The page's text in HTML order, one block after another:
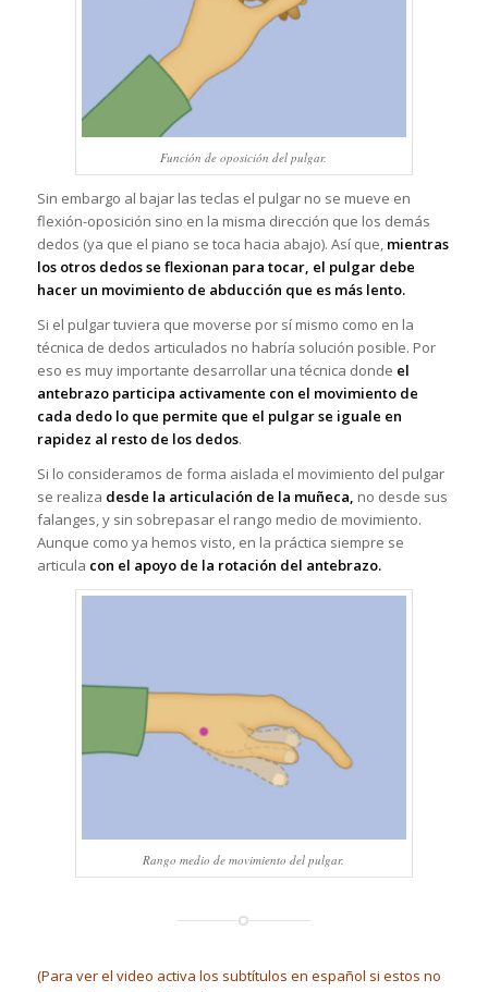
Función de oposición del pulgar.
Sin embargo al bajar las teclas el pulgar no se mueve en
flexión-oposición sino en la misma dirección que los demás
dedos (ya que el piano se toca hacia abajo). Así que, mientras
los otros dedos se flexionan para tocar, el pulgar debe
hacer un movimiento de abducción que es más lento.
Si el pulgar tuviera que moverse por sí mismo como en la
técnica de dedos articulados no habría solución posible. Por
eso es muy importante desarrollar una técnica donde el
antebrazo participa activamente con el movimiento de
cada dedo lo que permite que el pulgar se iguale en
rapidez al resto de los dedos.
Si lo consideramos de forma aislada el movimiento del pulgar
se realiza desde la articulación de la muñeca, no desde sus
falanges, y sin sobrepasar el rango medio de movimiento.
Aunque como ya hemos visto, en la práctica siempre se
articula con el apoyo de la rotación del antebrazo.
Rango medio de movimiento del pulgar.
(Para ver el video activa los subtítulos en español si estos no